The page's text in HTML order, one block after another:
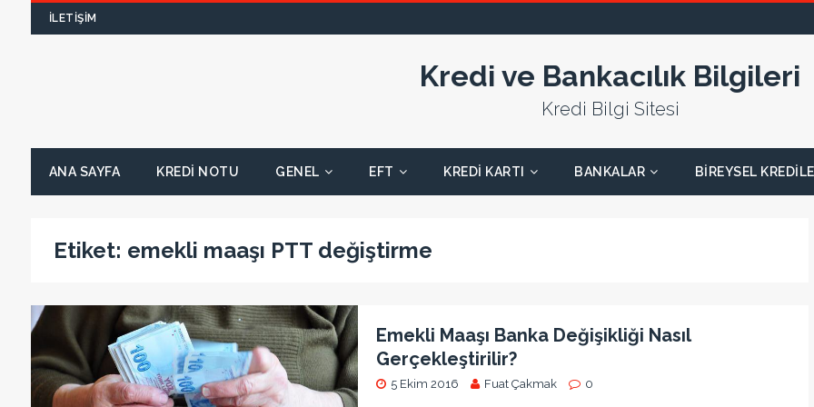
İLETIŞIM
Kredi ve Bankacılık Bilgileri
Kredi Bilgi Sitesi
ANA SAYFA KREDI NOTU GENEL EFT KREDI KARTI BANKALAR BIREYSEL
Etiket: emekli maaşı PTT değiştirme
Emekli Maaşı Banka Değişikliği Nasıl
Gerçekleştirilir?
5 Ekim 2016 Fuat Çakmak 0